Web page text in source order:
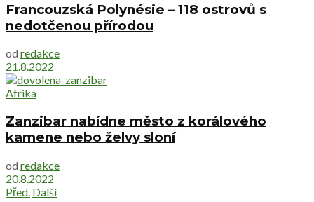
Francouzská Polynésie – 118 ostrovů s
nedotčenou přírodou
od redakce
21.8.2022
Afrika
Zanzibar nabídne město z korálového
kamene nebo želvy sloní
od redakce
20.8.2022
Před. Další